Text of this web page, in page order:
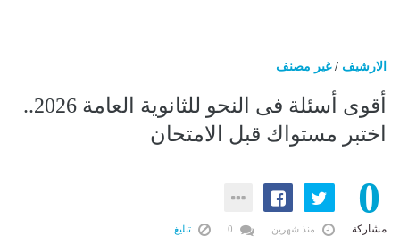
الارشيف /غير مصنف
أقوى أسئلة فى النحو للثانوية العامة 2026..
اختبر مستواك قبل الامتحان
0
مشاركة منذ شهرين تبليغ